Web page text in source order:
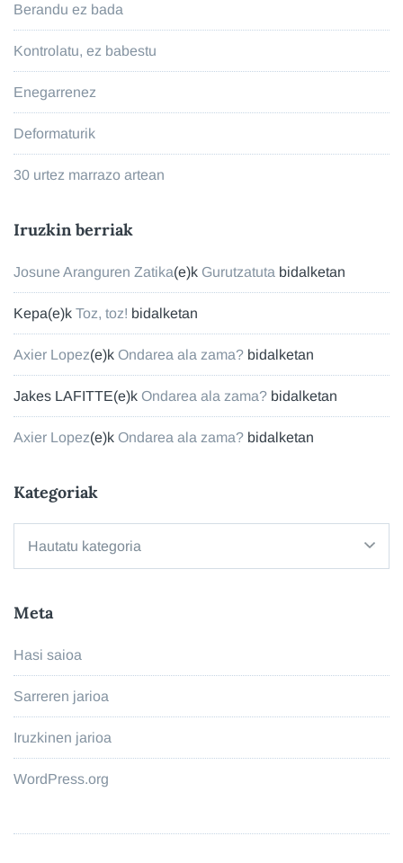
Berandu ez bada
Kontrolatu, ez babestu
Enegarrenez
Deformaturik
30 urtez marrazo artean
Iruzkin berriak
Josune Aranguren Zatika(e)k Gurutzatuta bidalketan
Kepa(e)k Toz, toz! bidalketan
Axier Lopez(e)k Ondarea ala zama? bidalketan
Jakes LAFITTE(e)k Ondarea ala zama? bidalketan
Axier Lopez(e)k Ondarea ala zama? bidalketan
Kategoriak
Meta
Hasi saioa
Sarreren jarioa
Iruzkinen jarioa
WordPress.org